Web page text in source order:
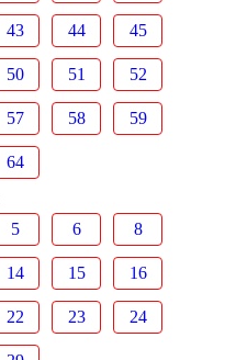
43 44 45
50 51 52
57 58 59
64
5 6 8
14 15 16
22 23 24